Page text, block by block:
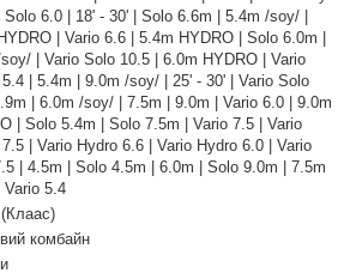
Solo 6.0 | 18' - 30' | Solo 6.6m | 5.4m /soy/ |
| Vario 6.6 | 5.4m HYDRO | Solo 6.0m |
| Vario Solo 10.5 | 6.0m HYDRO | Vario
5.4 | 5.4m | 9.0m /soy/ | 25' - 30' | Vario Solo
| 6.0m /soy/ | 7.5m | 9.0m | Vario 6.0 | 9.0m
| Solo 5.4m | Solo 7.5m | Vario 7.5 | Vario
7.5 | Vario Hydro 6.6 | Vario Hydro 6.0 | Vario
| 4.5m | Solo 4.5m | 6.0m | Solo 9.0m | 7.5m
5.4
комбайн